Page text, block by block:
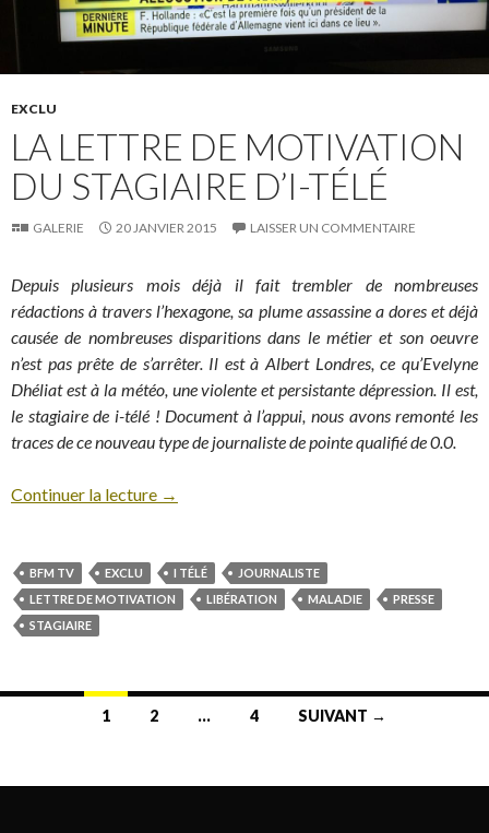
EXCLU
LA LETTRE DE MOTIVATION
DU STAGIAIRE D’I-TÉLÉ
GALERIE 20 JANVIER 2015 LAISSER UN COMMENTAIRE
Depuis plusieurs mois déjà il fait trembler de nombreuses
rédactions à travers l’hexagone, sa plume assassine a dores et déjà
causée de nombreuses disparitions dans le métier et son oeuvre
n’est pas prête de s’arrêter. Il est à Albert Londres, ce qu’Evelyne
Dhéliat est à la météo, une violente et persistante dépression. Il est,
le stagiaire de i-télé ! Document à l’appui, nous avons remonté les
traces de ce nouveau type de journaliste de pointe qualifié de 0.0.
Continuer la lecture →
BFM TV EXCLU I TÉLÉ
JOURNALISTE
LETTRE DE MOTIVATION
LIBÉRATION MALADIE
PRESSE
STAGIAIRE
1 2 … 4 SUIVANT →